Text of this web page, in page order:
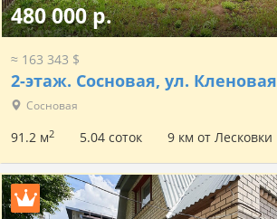
480 000 р.
≈ 163 343 $
2-этаж. Сосновая, ул. Кленовая
Сосновая
91.2 м2 5.04 соток 9 км от Лесковки